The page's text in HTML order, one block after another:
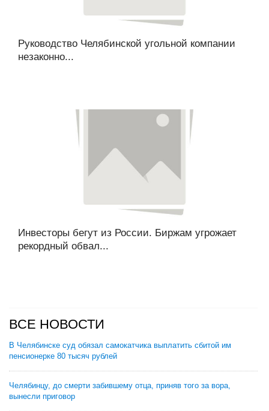
Руководство Челябинской угольной компании
незаконно...
Инвесторы бегут из России. Биржам угрожает
рекордный обвал...
ВСЕ НОВОСТИ
В Челябинске суд обязал самокатчика выплатить сбитой им
пенсионерке 80 тысяч рублей
Челябинцу, до смерти забившему отца, приняв того за вора,
вынесли приговор